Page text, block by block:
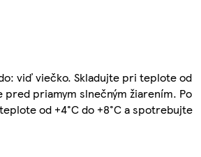
viď viečko. Skladujte pri teplote od
pred priamym slnečným žiarením. Po
od +4°C do +8°C a spotrebujte